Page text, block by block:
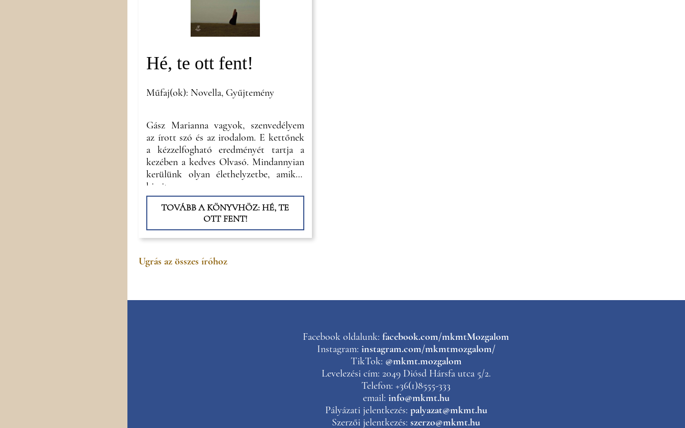
Hé, te ott fent!
Műfaj(ok): Novella, Gyűjtemény
Gász Marianna vagyok, szenvedélyem
az írott szó és az irodalom. E kettőnek
a kézzelfogható eredményét tartja a
kezében a kedves Olvasó. Mindannyian
kerülünk olyan élethelyzetbe, amikor
kicsit megre
TOVÁBB A KÖNYVHÖZ: HÉ, TE
OTT FENT!
Ugrás az összes íróhoz
Facebook oldalunk:facebook.com/mkmtMozgalom
Instagram: instagram.com/mkmtmozgalom/
TikTok: @mkmt.mozgalom
Levelezési cím: 2049 Diósd Hársfa utca 5/2.
Telefon: +36(1)8555-333
email: info@mkmt.hu
Pályázati jelentkezés: palyazat@mkmt.hu
Szerzői jelentkezés:szerzo@mkmt.hu